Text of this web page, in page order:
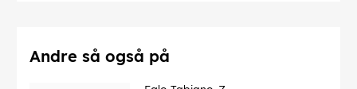
Andre så også på